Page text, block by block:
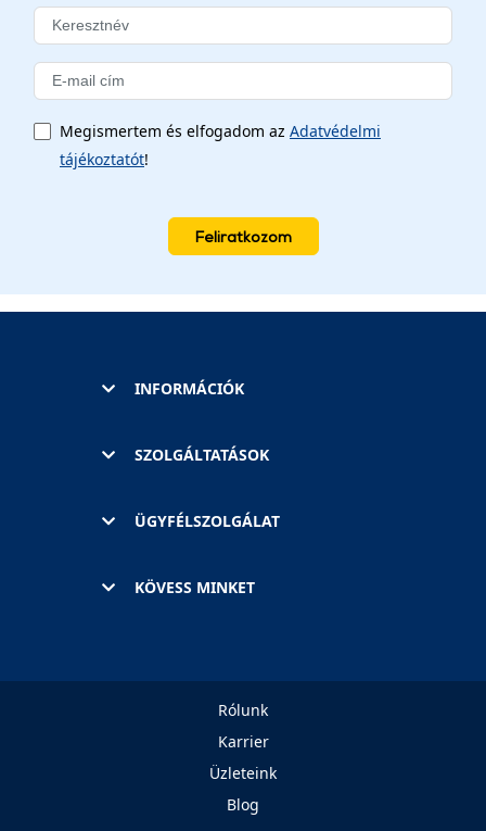
Megismertem és elfogadom az Adatvédelmi
tájékoztatót!
Feliratkozom
INFORMÁCIÓK
SZOLGÁLTATÁSOK
ÜGYFÉLSZOLGÁLAT
KÖVESS MINKET
Rólunk
Karrier
Üzleteink
Blog